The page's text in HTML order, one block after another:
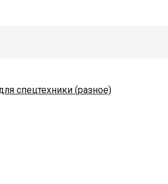
спецтехники (разное)